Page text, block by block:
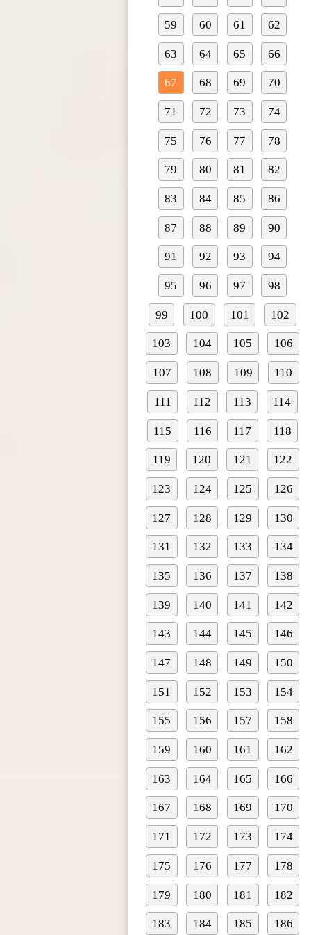
59 60 61 62
63 64 65 66
67 68 69 70
71 72 73 74
75 76 77 78
79 80 81 82
83 84 85 86
87 88 89 90
91 92 93 94
95 96 97 98
99 100 101 102
103 104 105 106
107 108 109 110
111 112 113 114
115 116 117 118
119 120 121 122
123 124 125 126
127 128 129 130
131 132 133 134
135 136 137 138
139 140 141 142
143 144 145 146
147 148 149 150
151 152 153 154
155 156 157 158
159 160 161 162
163 164 165 166
167 168 169 170
171 172 173 174
175 176 177 178
179 180 181 182
183 184 185 186